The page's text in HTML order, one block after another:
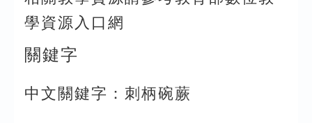
學資源入口網
關鍵字
中文關鍵字：刺柄碗蕨